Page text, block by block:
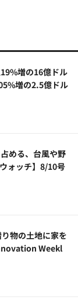
増の16億ドル
増の2.5億ドル
める、台風や野
ォッチ】8/10号
物の土地に家を
Weekl